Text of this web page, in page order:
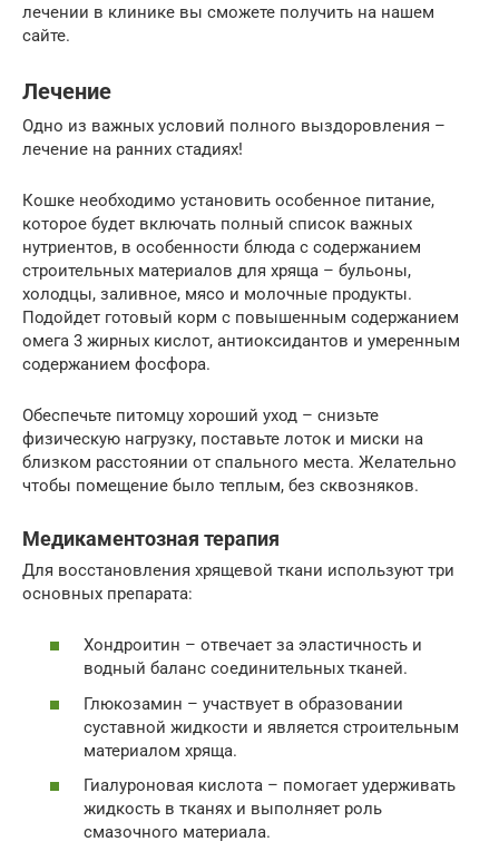
лечении в клинике вы сможете получить на нашем
сайте.
Лечение
Одно из важных условий полного выздоровления –
лечение на ранних стадиях!
Кошке необходимо установить особенное питание,
которое будет включать полный список важных
нутриентов, в особенности блюда с содержанием
строительных материалов для хряща – бульоны,
холодцы, заливное, мясо и молочные продукты.
Подойдет готовый корм с повышенным содержанием
омега 3 жирных кислот, антиоксидантов и умеренным
содержанием фосфора.
Обеспечьте питомцу хороший уход – снизьте
физическую нагрузку, поставьте лоток и миски на
близком расстоянии от спального места. Желательно
чтобы помещение было теплым, без сквозняков.
Медикаментозная терапия
Для восстановления хрящевой ткани используют три
основных препарата:
Хондроитин – отвечает за эластичность и
водный баланс соединительных тканей.
Глюкозамин – участвует в образовании
суставной жидкости и является строительным
материалом хряща.
Гиалуроновая кислота – помогает удерживать
жидкость в тканях и выполняет роль
смазочного материала.